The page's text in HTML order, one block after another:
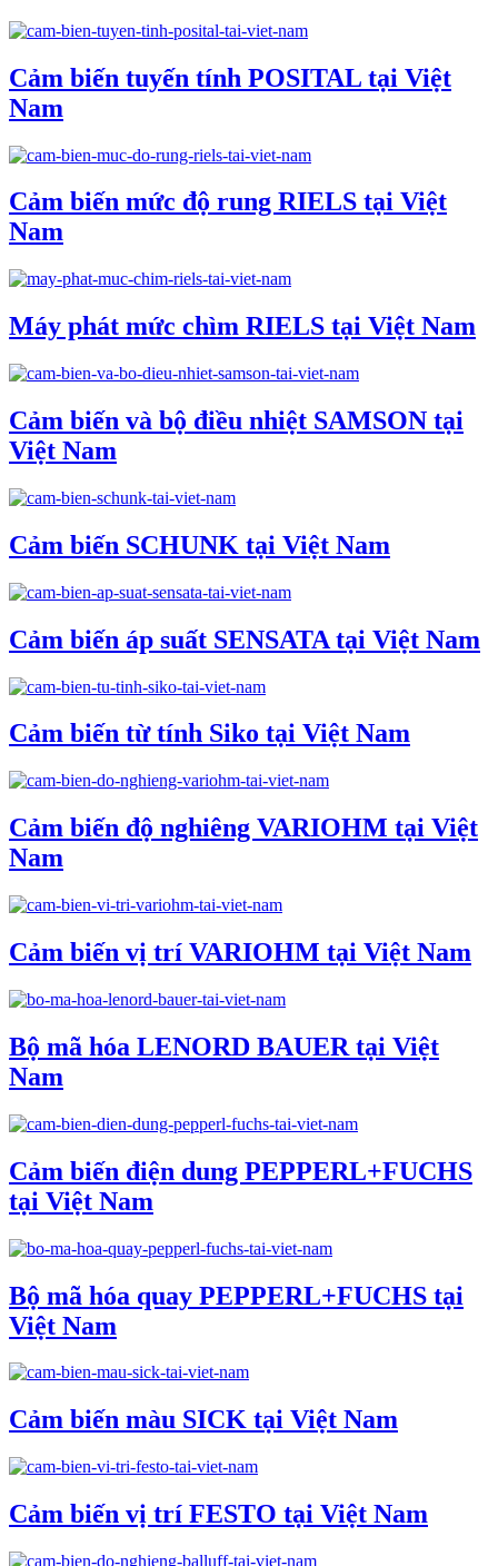
Cảm biến tuyến tính POSITAL tại Việt
Nam
Cảm biến mức độ rung RIELS tại Việt
Nam
Máy phát mức chìm RIELS tại Việt Nam
Cảm biến và bộ điều nhiệt SAMSON tại
Việt Nam
Cảm biến SCHUNK tại Việt Nam
Cảm biến áp suất SENSATA tại Việt Nam
Cảm biến từ tính Siko tại Việt Nam
Cảm biến độ nghiêng VARIOHM tại Việt
Nam
Cảm biến vị trí VARIOHM tại Việt Nam
Bộ mã hóa LENORD BAUER tại Việt
Nam
Cảm biến điện dung PEPPERL+FUCHS
tại Việt Nam
Bộ mã hóa quay PEPPERL+FUCHS tại
Việt Nam
Cảm biến màu SICK tại Việt Nam
Cảm biến vị trí FESTO tại Việt Nam